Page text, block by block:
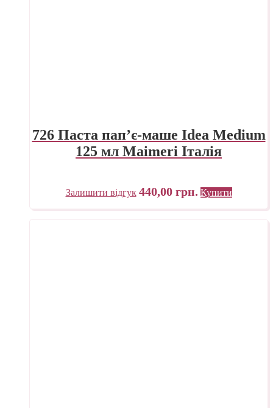
726 Паста пап’є-маше Idea Medium
125 мл Maimeri Італія
Залишити відгук 440,00 грн. Купити